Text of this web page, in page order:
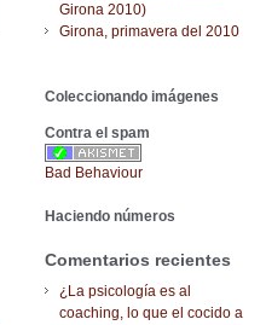
Girona 2010)
Girona, primavera del 2010
Coleccionando imágenes
Contra el spam
Bad Behaviour
Haciendo números
Comentarios recientes
¿La psicología es al
coaching, lo que el cocido a